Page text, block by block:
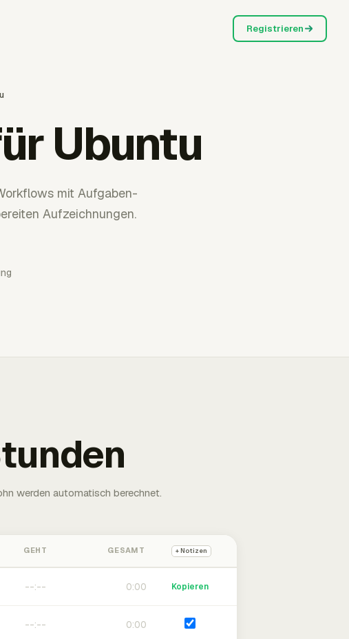
Registrieren
Ubuntu
mit Aufgaben-
Aufzeichnungen.
werden automatisch berechnet.
GEHT GESAMT + Notizen
0:00 Kopieren
0:00